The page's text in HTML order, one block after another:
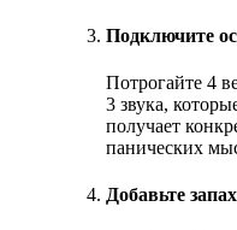
Подключите
Потрогайте 4
3 звука,
получает
панических
Добавьте